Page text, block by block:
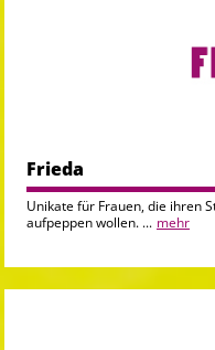
Frieda
Unikate für Frauen, die ihren
aufpeppen wollen. ... mehr